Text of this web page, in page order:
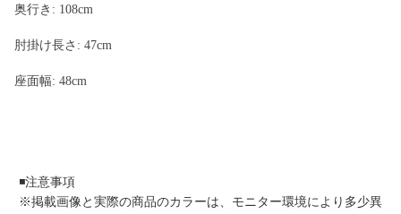
奥行き: 108cm
肘掛け長さ: 47cm
座面幅: 48cm
◾️注意事項
※掲載画像と実際の商品のカラーは、モニター環境により多少異